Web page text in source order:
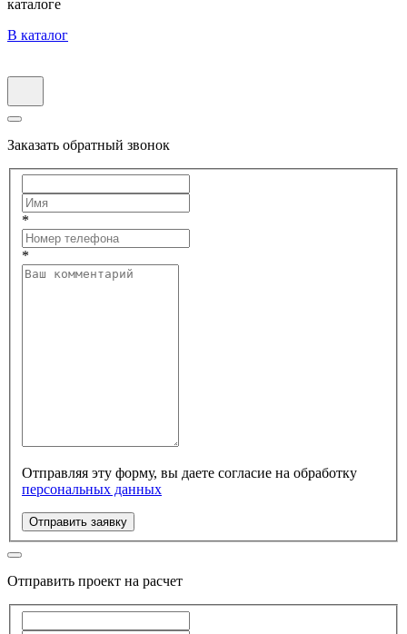
каталоге
В каталог
Заказать обратный звонок
*
*
Отправляя эту форму, вы даете согласие на обработку
персональных данных
Отправить заявку
Отправить проект на расчет